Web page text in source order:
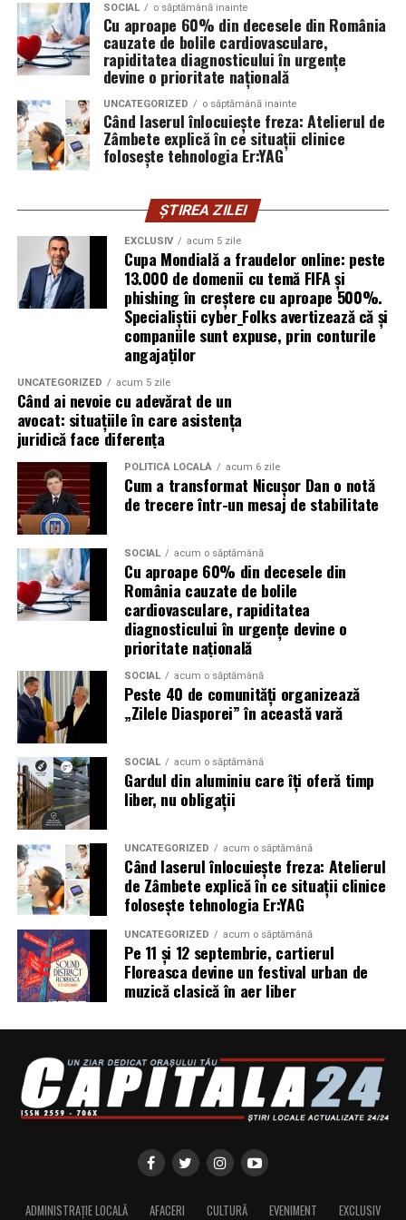
exploatează doar serverele, ci mai ales oamenii. Niciun
furnizor de hosting nu poate opri un utilizator să își
introducă parola pe o pagină clonată. În acel moment,
vigilența utilizatorului rămâne prima linie de apărare”,
explică Horațiu Șimon, Chief Technology Officer
cyber_Folks România.
Subiectul a fost semnalat și de FBI, care a inclus în
turneului, de la fraude online și furtul datelor până la
operațiuni de dezinformare.
Avertismentele publice s-au concentrat în principal
asupra fanilor și infrastructurii orașelor gazdă, însă
specialiștii atrag atenția că firmele pot fi afectate
inclusiv atunci când nu au nicio legătură directă cu
industria sportului, turismului sau vânzarea de bilete.
Atacurile sunt mai eficiente în contextul
evenimentelor globale
Campaniile de phishing asociate evenimentelor
importante profită de interesul public ridicat, de
presiunea timpului și de teama utilizatorilor că ar putea
pierde o ofertă sau o oportunitate. Mesajele care anunță
ultimele bilete disponibile, acces limitat la o transmisie
sau câștigarea unui premiu pot determina utilizatorii să
reacționeze înainte de a verifica sursa.
Turneul se încheie pe 19 iulie, iar specialiștii anticipează
o intensificare a activității frauduloase în perioada
transmisiunile pirat, biletele revândute, pariurile,
tombolele, concursurile și falsele oferte de călătorie.
Pentru a răspunde riscurilor tot mai complexe,
cyber_Folks a lansat la finalul lunii iunie robo_Folks,
primul asistent AI integrat într-un panou de hosting
din România. Acesta poate efectua, la cererea
utilizatorului, un audit al securității site-ului, care
include verificarea certificatelor SSL, a configurărilor
DNS și a sistemelor SPF, DKIM și DMARC utilizate
pentru protecția e-mailului împotriva uzurpării
Ce pot face companiile în această perioadă
Potrivit specialiștilor cyber_Folks, companiile ar trebui
să ȋși instruiască echipele să:
Verifice domeniul literă cu literă înaintea oricărei
plăți sau autentificări. Diferența dintre site-ul real și
o clonă poate fi un singur caracter sau o extensie
Nu scaneze coduri QR primite prin e-mail, chat sau
telefon înainte de a introduce date personale,
SOCIAL o săptămână inainte
Cu aproape 60% din decesele din România
cauzate de bolile cardiovasculare,
rapiditatea diagnosticului în urgențe
devine o prioritate națională
UNCATEGORIZED o săptămână inainte
Când laserul înlocuiește freza: Atelierul de
Zâmbete explică în ce situații clinice
folosește tehnologia Er:YAG
ȘTIREA ZILEI
EXCLUSIV acum 5 zile
Cupa Mondială a fraudelor online: peste
13.000 de domenii cu temă FIFA și
phishing în creștere cu aproape 500%.
Specialiștii cyber_Folks avertizează că și
companiile sunt expuse, prin conturile
angajaților
UNCATEGORIZED acum 5 zile
Când ai nevoie cu adevărat de un
avocat: situațiile în care asistența
juridică face diferența
POLITICĂ LOCALĂ acum 6 zile
Cum a transformat Nicușor Dan o notă
de trecere într-un mesaj de stabilitate
SOCIAL acum o săptămână
Cu aproape 60% din decesele din
România cauzate de bolile
cardiovasculare, rapiditatea
diagnosticului în urgențe devine o
prioritate națională
SOCIAL acum o săptămână
Peste 40 de comunități organizează
„Zilele Diasporei” în această vară
SOCIAL acum o săptămână
Gardul din aluminiu care îți oferă timp
liber, nu obligații
UNCATEGORIZED acum o săptămână
Când laserul înlocuiește freza: Atelierul
de Zâmbete explică în ce situații clinice
folosește tehnologia Er:YAG
UNCATEGORIZED acum o săptămână
Pe 11 și 12 septembrie, cartierul
Floreasca devine un festival urban de
muzică clasică în aer liber
ADMINISTRAȚIE LOCALĂ AFACERI CULTURĂ EVENIMENT EXCLUSIV